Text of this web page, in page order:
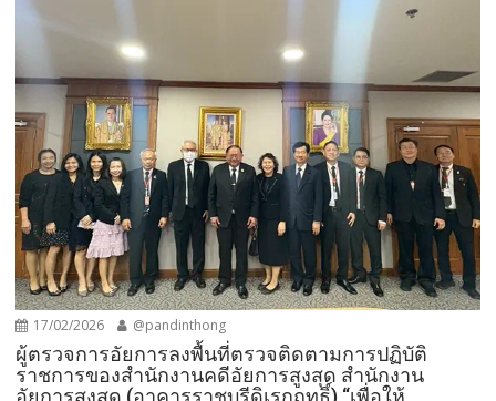
17/02/2026 @pandinthong
ผู้ตรวจการอัยการลงพื้นที่ตรวจติดตามการปฏิบัติ
ราชการของสำนักงานคดีอัยการสูงสุด สำนักงาน
อัยการสูงสุด (อาคารราชบุรีดิเรกฤทธิ์) “เพื่อให้